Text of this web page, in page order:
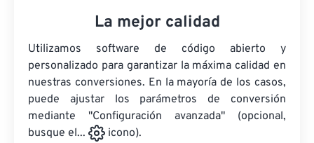
La mejor calidad
Utilizamos software de código abierto y
personalizado para garantizar la máxima calidad en
nuestras conversiones. En la mayoría de los casos,
puede ajustar los parámetros de conversión
mediante "Configuración avanzada" (opcional,
busque el...
icono).